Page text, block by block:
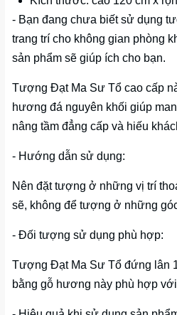
- Bạn đang chưa biết sử dụng
trang trí cho không gian phòng
sản phẩm sẽ giúp ích cho bạn.
Tượng Đạt Ma Sư Tổ cao cấp
hương đá nguyên khối giúp
nâng tầm đẳng cấp và hiếu
- Hướng dẫn sử dụng:
Nên đặt tượng ở những vị trí
sẽ, không để tượng ở những
- Đối tượng sử dụng phù hợp:
Tượng Đạt Ma Sư Tổ đứng lân
bằng gỗ hương này phù hợp